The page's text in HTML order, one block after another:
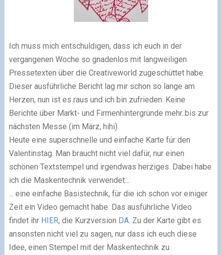
Ich muss mich entschuldigen, dass ich euch in der
vergangenen Woche so gnadenlos mit langweiligen
Pressetexten über die Creativeworld zugeschüttet habe.
Dieser ausführliche Bericht lag mir schon so lange am
Herzen, nun ist es raus und ich bin zufrieden. Keine
Berichte über Markt- und Firmenhintergründe mehr..bis zur
nächsten Messe (im März, hihi).
Heute eine superschnelle und einfache Karte für den
Valentinstag. Man braucht nicht viel dafür, nur einen
schönen Textstempel und irgendwas herziges. Dabei habe
ich die Maskentechnik verwendet...
... eine einfache Basistechnik, für die ich schon vor einiger
Zeit ein Video gemacht habe. Das ausführliche Video
findet ihr HIER, die Kurzversion DA. Zu der Karte gibt es
ansonsten nicht viel zu sagen, nur dass ich euch diese
Idee, einen Stempel mit der Maskentechnik zu